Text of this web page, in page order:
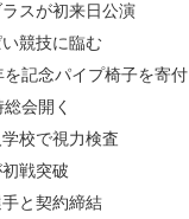
スが初来日公演
競技に臨む
記念パイプ椅子を寄付
会開く
校で視力検査
戦突破
と契約締結